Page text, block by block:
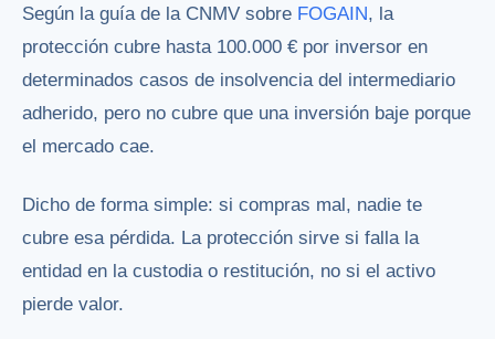
Según la guía de la CNMV sobre FOGAIN, la
protección cubre hasta 100.000 € por inversor en
determinados casos de insolvencia del intermediario
adherido, pero no cubre que una inversión baje porque
el mercado cae.
Dicho de forma simple: si compras mal, nadie te
cubre esa pérdida. La protección sirve si falla la
entidad en la custodia o restitución, no si el activo
pierde valor.